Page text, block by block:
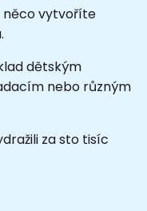
něco vytvoříte
dětským
nebo různým
za sto tisíc